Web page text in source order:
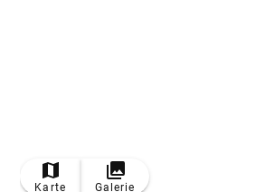
Karte Galerie